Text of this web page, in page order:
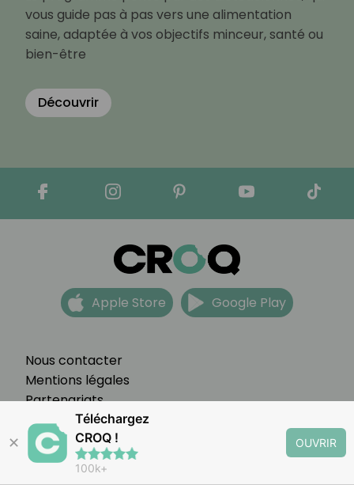
vous guide pas à pas vers une alimentation
saine, adaptée à vos objectifs minceur, santé ou
bien-être
Découvrir
Nous contacter
Mentions légales
Partenariats
CGV
FAQ
Préférences cookies
Apple Store Google Play
✕
Téléchargez
CROQ !
100k+
OUVRIR